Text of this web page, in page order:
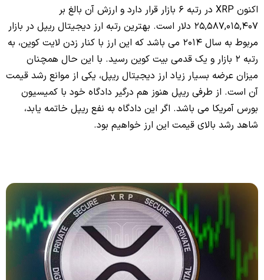
اکنون XRP در رتبه 6 بازار قرار دارد و ارزش آن بالغ بر
25,587,015,407 دلار است. بهترین رتبه ارز دیجیتال ریپل در بازار
مربوط به سال 2014 می باشد که این ارز با کنار زدن لایت کوین، به
رتبه 2 بازار و یک قدمی بیت کوین رسید. با این حال همچنان
میزان عرضه بسیار زیاد ارز دیجیتال ریپل، یکی از موانع رشد قیمت
آن است. از طرفی ریپل هنوز هم درگیر دادگاه خود با کمیسیون
بورس آمریکا می باشد. اگر این دادگاه به نفع ریپل خاتمه یابد،
شاهد رشد بالای قیمت این ارز خواهیم بود.